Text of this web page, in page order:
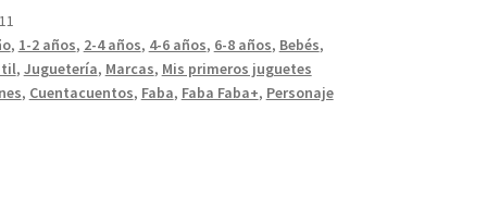
, 1-2 años, 2-4 años, 4-6 años, 6-8 años, Bebés,
, Juguetería, Marcas, Mis primeros juguetes
, Cuentacuentos, Faba, Faba Faba+, Personaje